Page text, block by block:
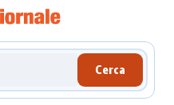
Cerca